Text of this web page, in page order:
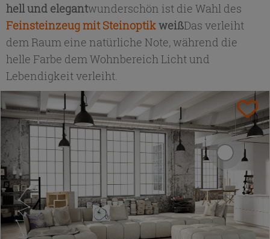
hell und elegantwunderschön ist die Wahl des
Feinsteinzeug mit SteinoptikweißDas verleiht
dem Raum eine natürliche Note, während die
helle Farbe dem Wohnbereich Licht und
Lebendigkeit verleiht.